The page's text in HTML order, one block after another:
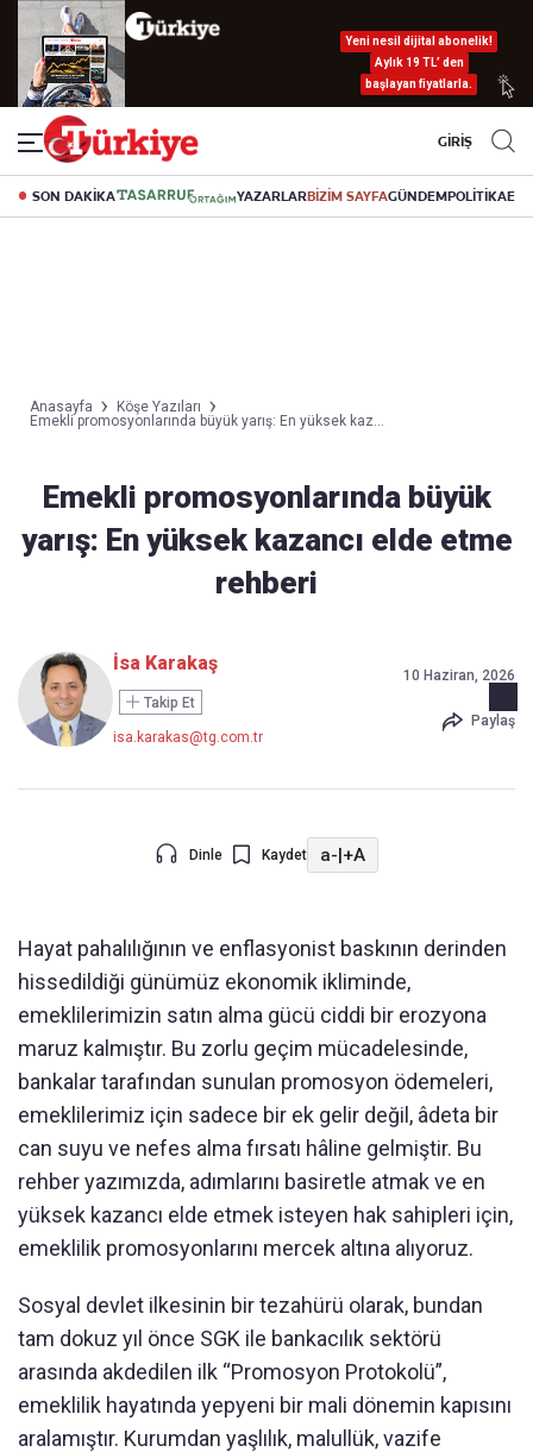
Yeni nesil dijital abonelik!
Aylık 19 TL’ den
başlayan fiyatlarla.
GİRİŞ
SON DAKİKA YAZARLARBİZİM SAYFAGÜNDEMPOLİTİKA
Anasayfa
Köşe Yazıları
Emekli promosyonlarında büyük yarış: En yüksek kaz...
Emekli promosyonlarında büyük
yarış: En yüksek kazancı elde etme
rehberi
İsa Karakaş
Takip Et
isa.karakas@tg.com.tr
10 Haziran, 2026
Paylaş
Dinle Kaydet a-|+A
Hayat pahalılığının ve enflasyonist baskının derinden
hissedildiği günümüz ekonomik ikliminde,
emeklilerimizin satın alma gücü ciddi bir erozyona
maruz kalmıştır. Bu zorlu geçim mücadelesinde,
bankalar tarafından sunulan promosyon ödemeleri,
emeklilerimiz için sadece bir ek gelir değil, âdeta bir
can suyu ve nefes alma fırsatı hâline gelmiştir. Bu
rehber yazımızda, adımlarını basiretle atmak ve en
yüksek kazancı elde etmek isteyen hak sahipleri için,
emeklilik promosyonlarını mercek altına alıyoruz.
Sosyal devlet ilkesinin bir tezahürü olarak, bundan
tam dokuz yıl önce SGK ile bankacılık sektörü
arasında akdedilen ilk “Promosyon Protokolü”,
emeklilik hayatında yepyeni bir mali dönemin kapısını
aralamıştır. Kurumdan yaşlılık, malullük, vazife